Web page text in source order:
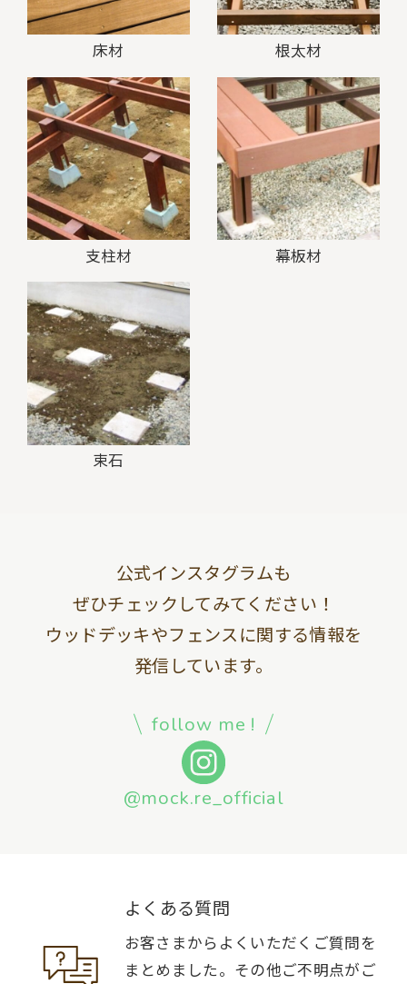
床材 根太材
支柱材 幕板材
束石
公式インスタグラムも
ぜひチェックしてみてください！
ウッドデッキやフェンスに関する情報を
発信しています。
follow me !
@mock.re_official
よくある質問
お客さまからよくいただくご質問を
まとめました。その他ご不明点がご